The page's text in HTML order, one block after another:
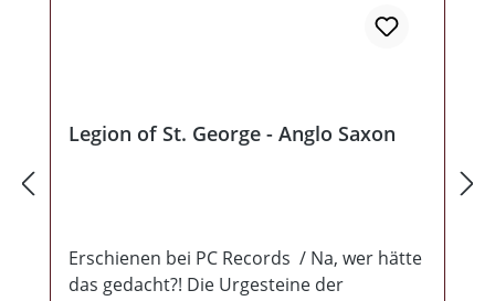
Legion of St. George - Anglo Saxon
Erschienen bei PC Records / Na, wer hätte
das gedacht?! Die Urgesteine der